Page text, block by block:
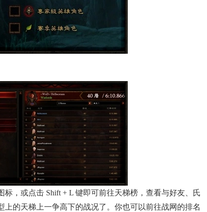
，或点击 Shift + L 键即可前往天梯榜，查看与好友、氏
上的天梯上一争高下的战况了。你也可以前往战网的排名